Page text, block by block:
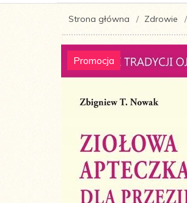
Strona główna Zdrowie
Promocja